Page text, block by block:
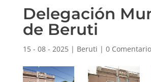
Delegación
de Beruti
15 - 08 - 2025| Beruti | 0